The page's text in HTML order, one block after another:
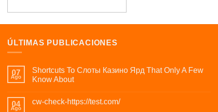
ÚLTIMAS PUBLICACIONES
07
Ago
Shortcuts To Слоты Казино Ярд That Only A Few
Know About
04
Ago
cw-check-https://test.com/